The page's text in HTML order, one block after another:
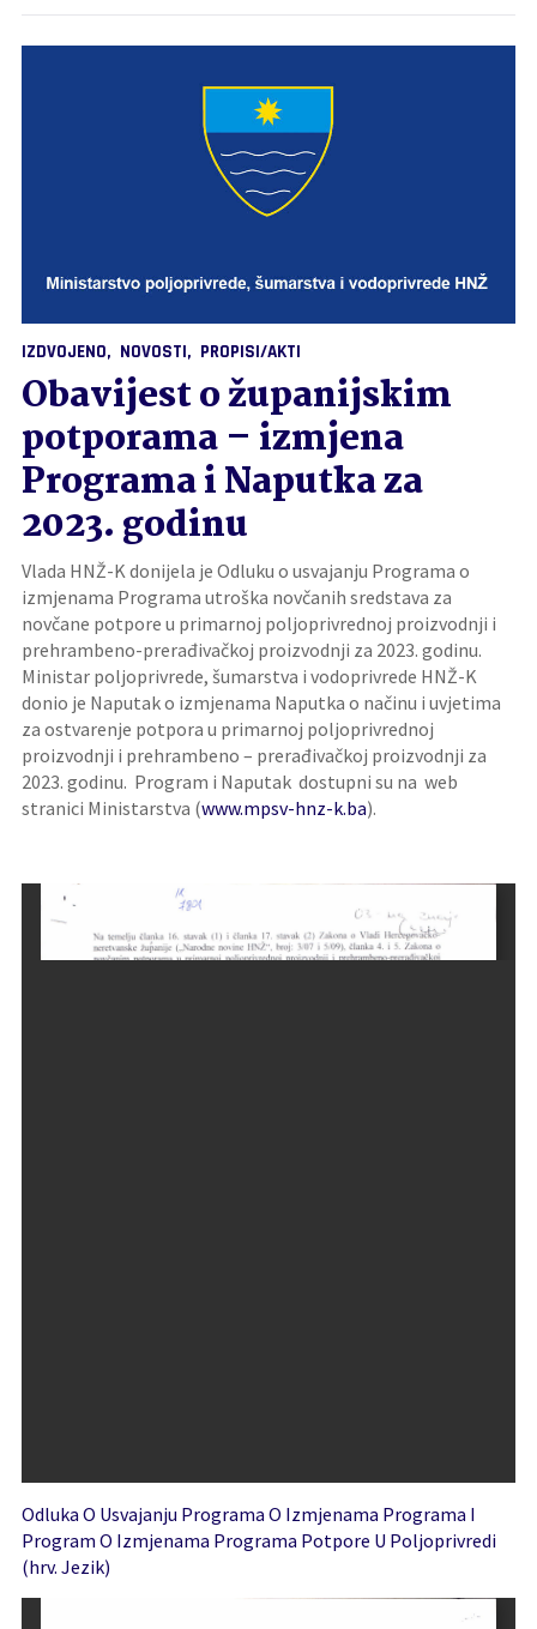
IZDVOJENO NOVOSTI PROPISI/AKTI
Obavijest o županijskim
potporama – izmjena
Programa i Naputka za
2023. godinu
Vlada HNŽ-K donijela je Odluku o usvajanju Programa o
izmjenama Programa utroška novčanih sredstava za
novčane potpore u primarnoj poljoprivrednoj proizvodnji i
prehrambeno-prerađivačkoj proizvodnji za 2023. godinu.
Ministar poljoprivrede, šumarstva i vodoprivrede HNŽ-K
donio je Naputak o izmjenama Naputka o načinu i uvjetima
za ostvarenje potpora u primarnoj poljoprivrednoj
proizvodnji i prehrambeno – prerađivačkoj proizvodnji za
2023. godinu. Program i Naputak dostupni su na web
stranici Ministarstva (www.mpsv-hnz-k.ba).
Odluka O Usvajanju Programa O Izmjenama Programa I
Program O Izmjenama Programa Potpore U Poljoprivredi
(hrv. Jezik)